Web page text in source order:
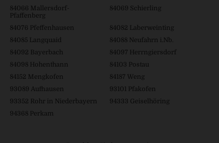
84066 Mallersdorf-
Pfaffenberg
84069 Schierling
84076 Pfeffenhausen
84082 Laberweinting
84085 Langquaid
84088 Neufahrn i.Nb.
84092 Bayerbach
84097 Herrngiersdorf
84098 Hohenthann
84103 Postau
84152 Mengkofen
84187 Weng
93089 Aufhausen
93101 Pfakofen
93352 Rohr in Niederbayern
94333 Geiselhöring
94368 Perkam